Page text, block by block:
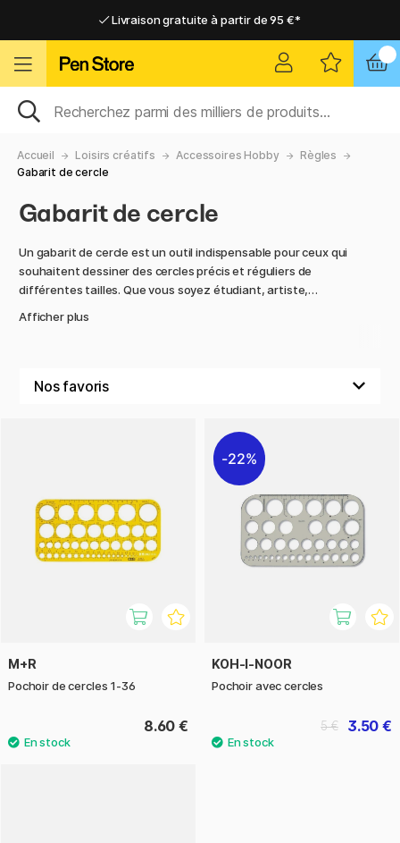
Livraison gratuite à partir de 95 €*
Livraison domicile ou point relais
Livraison gratuite à partir de 95 €*
Livraison domicile ou point relais
Accueil Loisirs créatifs Accessoires Hobby
Règles
Gabarit de cercle
Gabarit de cercle
Un gabarit de cercle est un outil indispensable pour ceux qui
souhaitent dessiner des cercles précis et réguliers de
différentes tailles. Que vous soyez étudiant, artiste,
intelligent et abordable qui simplifie votre travail et vous
Que vous travailliez sur du dessin technique, de la
des formes rondes parfaites, rapidement et facilement !
Afficher plus
M+R
Pochoir de cercles 1-36
8.60 €
22%
KOH-I-NOOR
Pochoir avec cercles
3.50 €
5 €